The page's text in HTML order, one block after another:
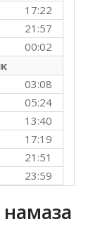
17:22
21:57
00:02
03:08
05:24
13:40
17:19
21:51
23:59